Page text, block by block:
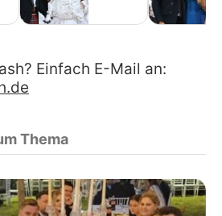
Einfach E-Mail an:
Thema